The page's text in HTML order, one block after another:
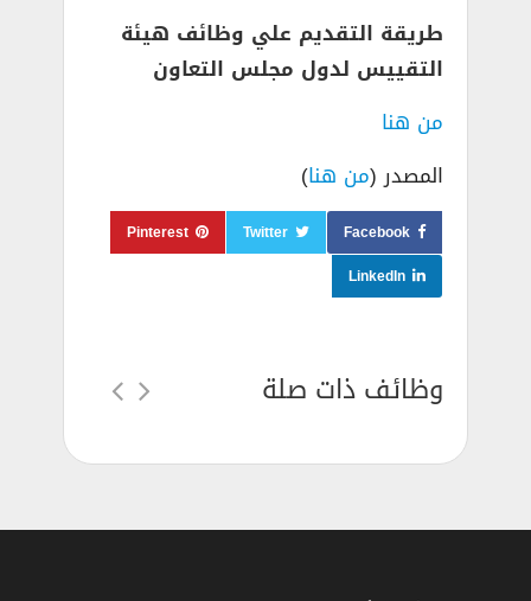
طريقة التقديم علي وظائف هيئة
التقييس لدول مجلس التعاون
من هنا
المصدر (من هنا)
Facebook
Twitter
Pinterest
LinkedIn
وظائف ذات صلة